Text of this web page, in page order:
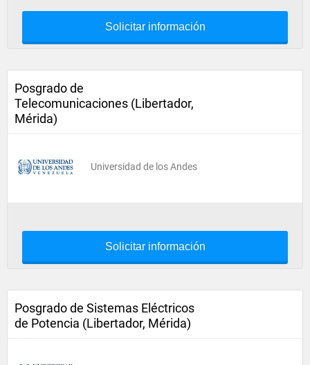
Solicitar información
Posgrado de
Telecomunicaciones (Libertador,
Mérida)
Universidad de los Andes
Solicitar información
Posgrado de Sistemas Eléctricos
de Potencia (Libertador, Mérida)